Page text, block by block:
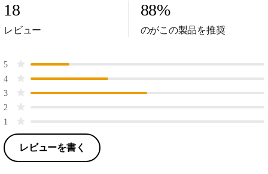
18
レビュー
88%
のがこの製品を推奨
5
4
3
2
1
レビューを書く